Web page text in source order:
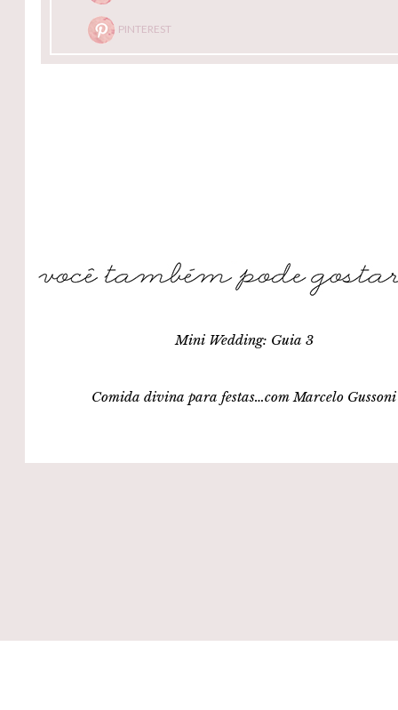
PINTEREST
Mini Wedding: Guia 3
Comida divina para festas…com Marcelo Gussoni